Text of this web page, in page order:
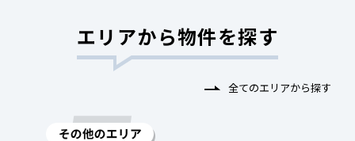
エリアから物件を探す
全てのエリアから探す